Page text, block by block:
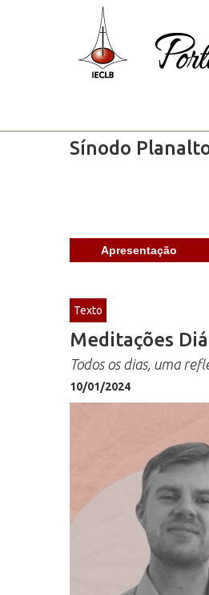
Sínodo
Apresentação
Texto
Meditações
Todos os dias, uma
10/01/2024